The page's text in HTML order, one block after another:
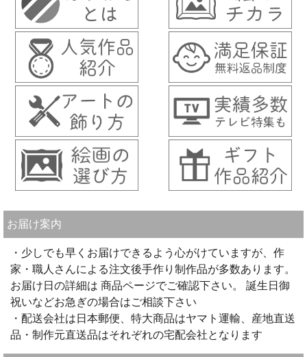
お届け案内
・少しでも早くお届けできるよう心がけていますが、作
家・職人さんによる注文後手作り制作品が多数あります。
お届け日の詳細は 商品ページでご確認下さい。 誕生日御
祝いなどお急ぎの場合はご相談下さい
・配送会社は日本郵便、特大商品はヤマト運輸、産地直送
品・制作元直送品はそれぞれの宅配会社となります